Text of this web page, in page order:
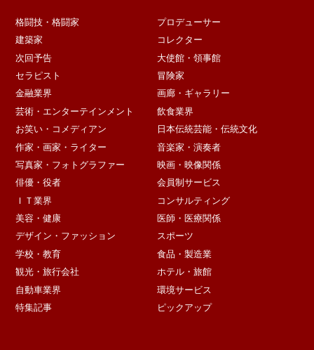
格闘技・格闘家
プロデューサー
建築家
コレクター
次回予告
大使館・領事館
セラピスト
冒険家
金融業界
画廊・ギャラリー
芸術・エンターテインメント
飲食業界
お笑い・コメディアン
日本伝統芸能・伝統文化
作家・画家・ライター
音楽家・演奏者
写真家・フォトグラファー
映画・映像関係
俳優・役者
会員制サービス
ＩＴ業界
コンサルティング
美容・健康
医師・医療関係
デザイン・ファッション
スポーツ
学校・教育
食品・製造業
観光・旅行会社
ホテル・旅館
自動車業界
環境サービス
特集記事
ピックアップ